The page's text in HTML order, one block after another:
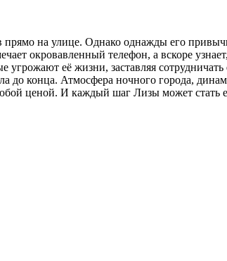
на улице. Однако однажды его
окровавленный телефон, а вскоре
её жизни, заставляя сотрудничать
конца. Атмосфера ночного города,
ценой. И каждый шаг Лизы может стать